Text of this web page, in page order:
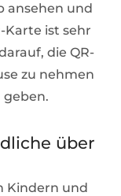
ansehen und
Karte ist sehr
die QR-
zu nehmen
geben.
über
Kindern und